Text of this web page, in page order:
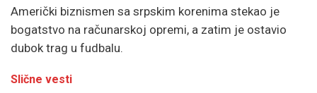
Američki biznismen sa srpskim korenima stekao je
bogatstvo na računarskoj opremi, a zatim je ostavio
dubok trag u fudbalu.
Slične vesti